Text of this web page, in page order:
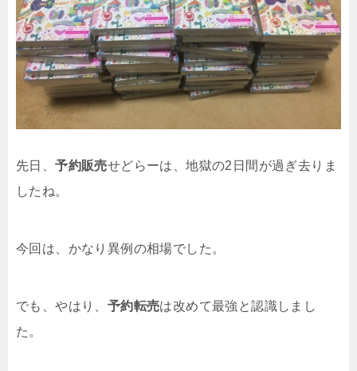
先日、予約販売せどらーは、地獄の2日間が過ぎ去りま
したね。
今回は、かなり異例の相場でした。
でも、やはり、 予約転売は改めて最強と認識しまし
た。